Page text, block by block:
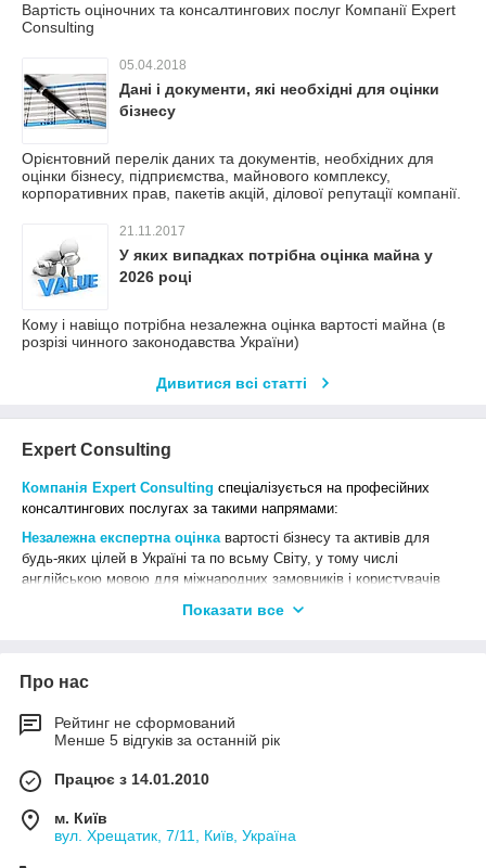
Вартість оціночних та консалтингових послуг Компанії Expert
Consulting
05.04.2018
Дані і документи, які необхідні для оцінки
бізнесу
Орієнтовний перелік даних та документів, необхідних для
оцінки бізнесу, підприємства, майнового комплексу,
корпоративних прав, пакетів акцій, ділової репутації компанії.
21.11.2017
У яких випадках потрібна оцінка майна у
2026 році
Кому і навіщо потрібна незалежна оцінка вартості майна (в
розрізі чинного законодавства України)
Дивитися всі статті
Expert Consulting
Компанія Expert Consulting спеціалізується на професійних
консалтингових послугах за такими напрямами:
Незалежна експертна оцінка вартості бізнесу та активів для
будь-яких цілей в Україні та по всьму Світу, у тому числі
англійською мовою для міжнародних замовників і користувачів
пакетів акцій акціонерних товариств;
(торговельних марок, винаходів, авторських прав
тощо);
матеріальних збітків та упущеної вигоди від
основних засобів та майнових комплексів
підприємств;
Показати все
Про нас
Рейтинг не сформований
Менше 5 відгуків за останній рік
Працює з 14.01.2010
м. Київ
вул. Хрещатик, 7/11, Київ, Україна